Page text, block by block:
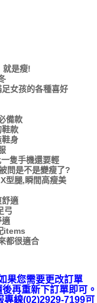
就是瘦!
女孩的各種喜好
備款
鞋款
鞋身
隻手機還要輕
問是不是變瘦了?
型腿,瞬間高瘦美
舒適
弓
適
items
都很適合
果您需要更改訂單
再重新下訂單即可。
專線(02)2929-7199可